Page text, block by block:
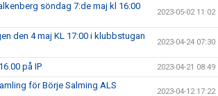
söndag 7:de maj kl 16:00
2023-05-02 11:02
den 4 maj KL 17:00 i klubbstugan
2023-04-24 07:30
på IP 2023-04-21 08:49
för Börje Salming ALS
2023-04-12 17:22